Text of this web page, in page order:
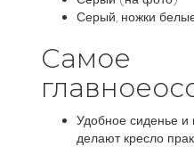
Серый, ножки
Самое
Удобное сиденье
делают кресло